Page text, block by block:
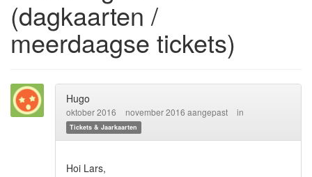
(dagkaarten /
meerdaagse tickets)
Hugo
oktober 2016 november 2016 aangepast in
Tickets & Jaarkaarten
Hoi Lars,